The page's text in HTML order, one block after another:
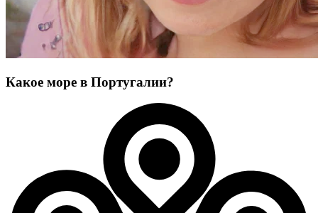
Какое море в Португалии?